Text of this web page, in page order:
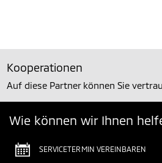
Kooperationen
Auf diese Partner können Sie
Wie können wir Ihnen
SERVICETERMIN VEREINBAREN